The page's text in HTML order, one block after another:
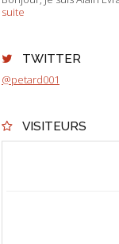
suite
TWITTER
@petard001
VISITEURS